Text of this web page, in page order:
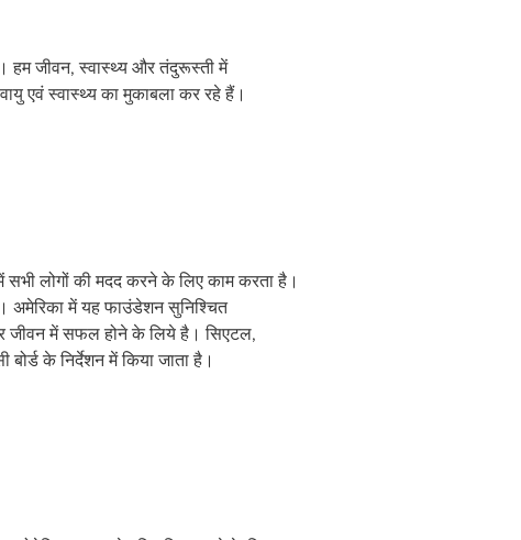
हम जीवन, स्वास्थ्य और तंदुरूस्‍ती में
एवं स्वास्थ्य का मुकाबला कर रहे हैं।
लोगों की मदद करने के लिए काम करता है।
अमेरिका में यह फाउंडेशन सुनिश्चित
जीवन में सफल होने के लिये है। सिएटल,
के निर्देशन में किया जाता है।